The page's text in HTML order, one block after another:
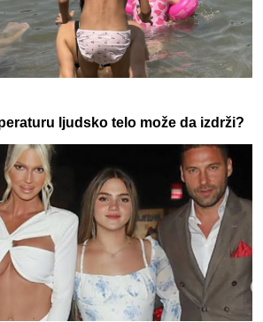
ljudsko telo može da izdrži?